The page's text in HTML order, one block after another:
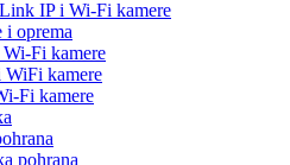
IP i Wi-Fi kamere
i oprema
Fi kamere
kamere
Fi kamere
pohrana